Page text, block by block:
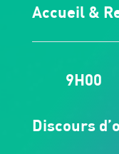
Accueil &
9H00
Discours